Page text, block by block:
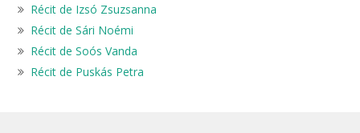
Récit de Izsó Zsuzsanna
Récit de Sári Noémi
Récit de Soós Vanda
Récit de Puskás Petra